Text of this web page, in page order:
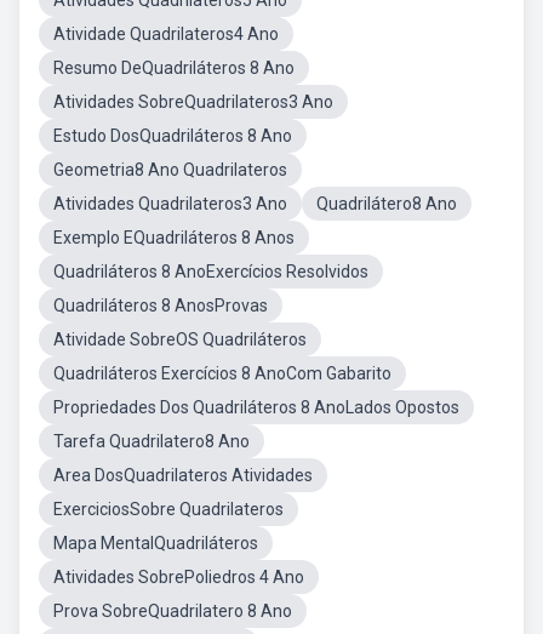
Atividade Quadrilateros4 Ano
Resumo DeQuadriláteros 8 Ano
Atividades SobreQuadrilateros3 Ano
Estudo DosQuadriláteros 8 Ano
Geometria8 Ano Quadrilateros
Atividades Quadrilateros3 Ano
Quadrilátero8 Ano
Exemplo EQuadriláteros 8 Anos
Quadriláteros 8 AnoExercícios Resolvidos
Quadriláteros 8 AnosProvas
Atividade SobreOS Quadriláteros
Quadriláteros Exercícios 8 AnoCom Gabarito
Propriedades Dos Quadriláteros 8 AnoLados Opostos
Tarefa Quadrilatero8 Ano
Area DosQuadrilateros Atividades
ExerciciosSobre Quadrilateros
Mapa MentalQuadriláteros
Atividades SobrePoliedros 4 Ano
Prova SobreQuadrilatero 8 Ano